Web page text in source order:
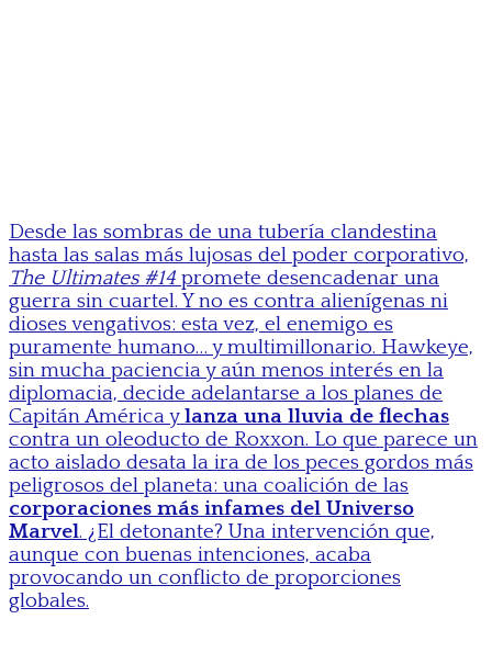
Desde las sombras de una tubería clandestina
hasta las salas más lujosas del poder corporativo,
The Ultimates #14promete desencadenar una
guerra sin cuartel. Y no es contra alienígenas ni
dioses vengativos: esta vez, el enemigo es
puramente humano… y multimillonario. Hawkeye,
sin mucha paciencia y aún menos interés en la
diplomacia, decide adelantarse a los planes de
Capitán América ylanza una lluvia de flechas
contra un oleoducto de Roxxon. Lo que parece un
acto aislado desata la ira de los peces gordos más
peligrosos del planeta: una coalición de las
corporaciones más infames del Universo
Marvel. ¿El detonante? Una intervención que,
aunque con buenas intenciones, acaba
provocando un conflicto de proporciones
globales.